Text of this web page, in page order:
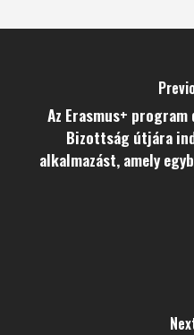
Az Erasmus+
Bizottság útjára
alkalmazást, amely